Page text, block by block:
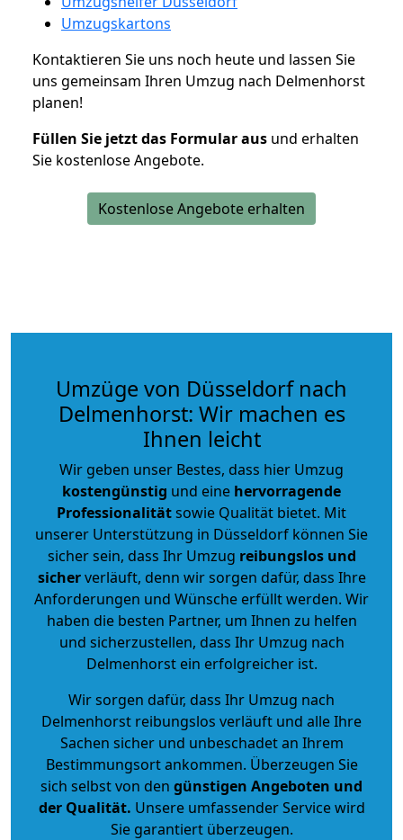
Umzugskartons
Kontaktieren Sie uns noch heute und lassen Sie
uns gemeinsam Ihren Umzug nach Delmenhorst
planen!
Füllen Sie jetzt das Formular aus und erhalten
Sie kostenlose Angebote.
Kostenlose Angebote erhalten
Umzüge von Düsseldorf nach
Delmenhorst: Wir machen es
Ihnen leicht
Wir geben unser Bestes, dass hier Umzug
kostengünstig und eine hervorragende
Professionalitätsowie Qualität bietet. Mit
unserer Unterstützung in Düsseldorf können Sie
sicher sein, dass Ihr Umzug reibungslos und
sicherverläuft, denn wir sorgen dafür, dass Ihre
Anforderungen und Wünsche erfüllt werden. Wir
haben die besten Partner, um Ihnen zu helfen
und sicherzustellen, dass Ihr Umzug nach
Delmenhorst ein erfolgreicher ist.
Wir sorgen dafür, dass Ihr Umzug nach
Delmenhorst reibungslos verläuft und alle Ihre
Sachen sicher und unbeschadet an Ihrem
Bestimmungsort ankommen. Überzeugen Sie
sich selbst von den günstigen Angeboten und
der Qualität. Unsere umfassender Service wird
Sie garantiert überzeugen.